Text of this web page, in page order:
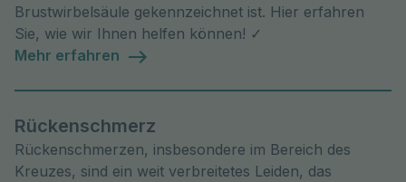
Brustwirbelsäule gekennzeichnet ist. Hier erfahren
Sie, wie wir Ihnen helfen können! ✓
Mehr erfahren
Rückenschmerz
Rückenschmerzen, insbesondere im Bereich des
Kreuzes, sind ein weit verbreitetes Leiden, das